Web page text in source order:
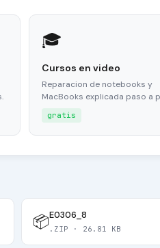
🎓
Cursos en video
Reparacion de notebooks y
MacBooks explicada paso a
gratis
📦E0306_8
.ZIP · 26.81 KB